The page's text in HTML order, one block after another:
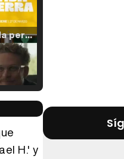
Tráiler 'Vida perra' (2026)
Tráiler Oficial en VOSE 'The Audacity'
H.' y